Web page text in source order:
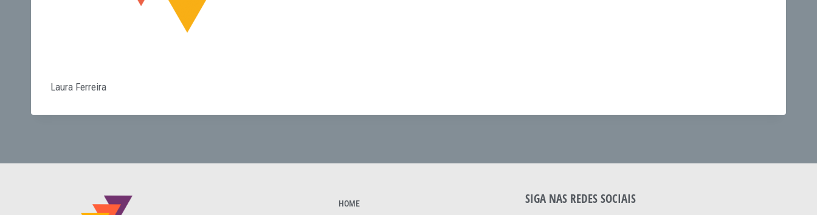
Laura Ferreira
HOME SIGA NAS REDES SOCIAIS